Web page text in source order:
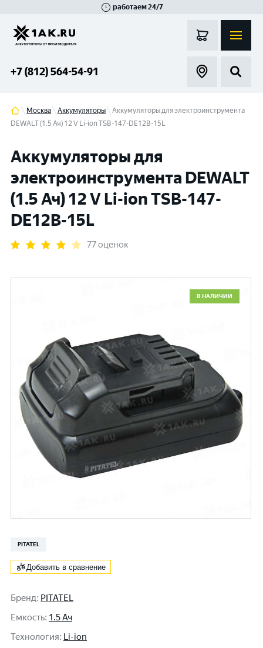
работаем 24/7
+7 (812) 564-54-91
Москва Аккумуляторы
Аккумуляторы для электроинструмента
DEWALT (1.5 Ач) 12 V Li-ion TSB-147-DE12B-15L
Аккумуляторы для
электроинструмента DEWALT
(1.5 Ач) 12 V Li-ion TSB-147-
DE12B-15L
77 оценок
В НАЛИЧИИ
PITATEL
Добавить в сравнение
Бренд: PITATEL
Емкость: 1.5 Ач
Технология: Li-ion
Гатчина